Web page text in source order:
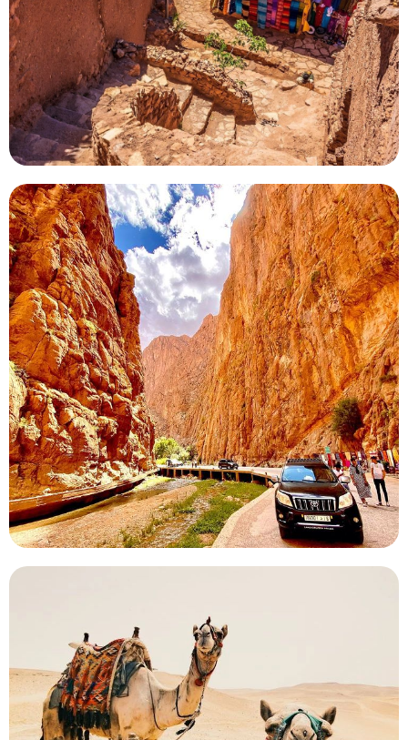
noche acampado en el desierto profundo en una
excursión de 3 días de Marrakech a Fez por el desierto.
4 días de vacaciones de Marrakech a
Merzouga
Durante esta excursión de Marrakech a Merzouga,
contemple las hermosas montañas del Atlas, adéntrese
en el desierto a lomos de un camello y pase la noche en
un campamento bereber.
Vacaciones de 5 días en el desierto de
Marrakech